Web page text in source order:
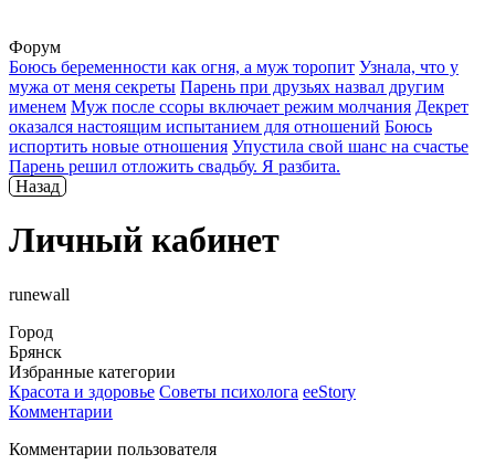
Форум
Боюсь беременности как огня, а муж торопит Узнала, что у
мужа от меня секреты Парень при друзьях назвал другим
именем Муж после ссоры включает режим молчания Декрет
оказался настоящим испытанием для отношений Боюсь
испортить новые отношения Упустила свой шанс на счастье
Парень решил отложить свадьбу. Я разбита.
Назад
Личный кабинет
runewall
Город
Брянск
Избранные категории
Красота и здоровье Советы психолога ееStory
Комментарии
Комментарии пользователя